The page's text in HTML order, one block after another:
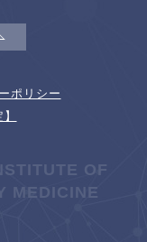
ポリシー
OF
MEDICINE